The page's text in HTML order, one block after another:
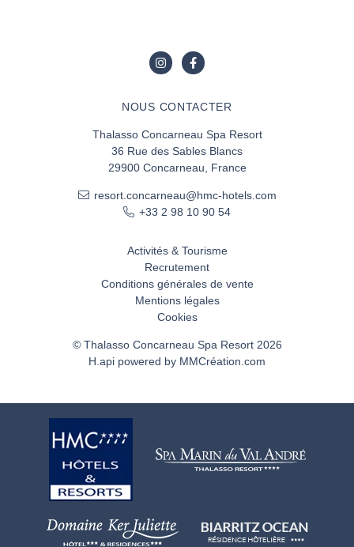
NOUS CONTACTER
Thalasso Concarneau Spa Resort
36 Rue des Sables Blancs
29900 Concarneau, France
resort.concarneau@hmc-hotels.com
+33 2 98 10 90 54
Activités & Tourisme
Recrutement
Conditions générales de vente
Mentions légales
Cookies
© Thalasso Concarneau Spa Resort 2026
H.api powered by MMCréation.com